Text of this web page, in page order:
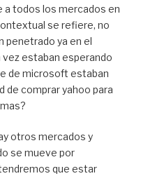
a todos los mercados en
se refiere, no
penetrado ya en el
estaban esperando
de microsoft estaban
de comprar yahoo para
otros mercados y
se mueve por
que estar